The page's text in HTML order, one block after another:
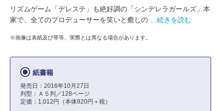
リズムゲーム「デレステ」も絶好調の「シンデレラガールズ」本
家で、全てのプロデューサーを笑いと癒しの
…続きを読む
※画像は表紙及び帯等、実際とは異なる場合があります。
紙書籍
発売日：2016年10月27日
判型：Ａ５判／128ページ
定価：1,012円（本体920円＋税）